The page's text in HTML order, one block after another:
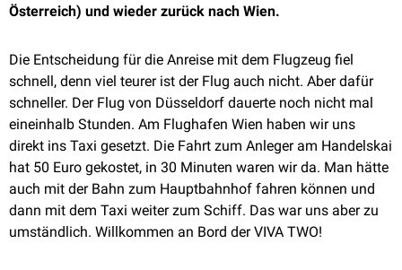
Österreich) und wieder zurück nach Wien.
Die Entscheidung für die Anreise mit dem Flugzeug fiel
schnell, denn viel teurer ist der Flug auch nicht. Aber dafür
schneller. Der Flug von Düsseldorf dauerte noch nicht mal
eineinhalb Stunden. Am Flughafen Wien haben wir uns
direkt ins Taxi gesetzt. Die Fahrt zum Anleger am Handelskai
hat 50 Euro gekostet, in 30 Minuten waren wir da. Man hätte
auch mit der Bahn zum Hauptbahnhof fahren können und
dann mit dem Taxi weiter zum Schiff. Das war uns aber zu
umständlich. Willkommen an Bord der VIVA TWO!